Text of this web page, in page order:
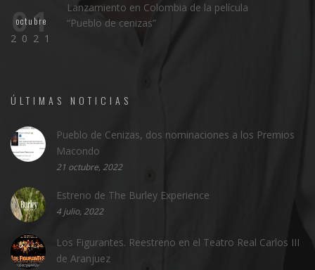
01
octubre
2021
Lanzamiento en Colombia de la película
“Pueblo de cenizas”
ÚLTIMAS NOTICIAS
Pueblo de Cenizas, dos nominaciones a los Premios
Macondo
21 octubre, 2022
Estreno de The Burley Experience
4 julio, 2022
Los Figurantes. Reestreno en el Teatro Real Carlos III
de Aranjuez